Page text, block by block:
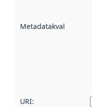
Metadatakvalitet
URI: